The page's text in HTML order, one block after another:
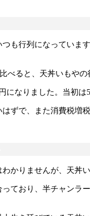
も行列になっていま
べると、天丼いもや
になりました。当初
ずで、また消費税増
かりませんが、天丼
ており、半チャンラ